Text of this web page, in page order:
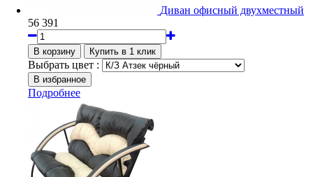
Диван офисный двухместный
56 391
Выбрать цвет :
Подробнее